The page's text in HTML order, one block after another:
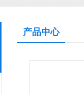
产品中心